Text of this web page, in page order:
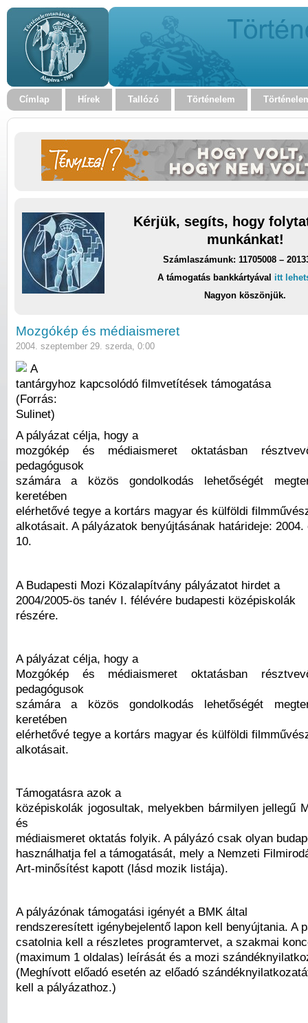
Címlap Hírek Tallózó Történelem
Kérjük, segíts, hogy
munkánkat!
Számlaszámunk: 11705008 –
A támogatás bankkártyával itt
Nagyon köszönjük.
Mozgókép és médiaismeret
2004. szeptember 29. szerda, 0:00
A
tantárgyhoz kapcsolódó filmvetítések támogatása
(Forrás:
Sulinet)
A pályázat célja, hogy a
mozgókép és médiaismeret oktatásban
pedagógusok
számára a közös gondolkodás lehetőségét
keretében
elérhetővé tegye a kortárs magyar és külföldi
alkotásait. A pályázatok benyújtásának határideje: 2004.
10.
A Budapesti Mozi Közalapítvány pályázatot hirdet a
2004/2005-ös tanév I. félévére budapesti középiskolák
részére.
A pályázat célja, hogy a
Mozgókép és médiaismeret oktatásban
pedagógusok
számára a közös gondolkodás lehetőségét
keretében
elérhetővé tegye a kortárs magyar és külföldi
alkotásait.
Támogatásra azok a
középiskolák jogosultak, melyekben bármilyen jellegű
és
médiaismeret oktatás folyik. A pályázó csak olyan
használhatja fel a támogatását, mely a Nemzeti
Art-minősítést kapott (lásd mozik listája).
A pályázónak támogatási igényét a BMK által
rendszeresített igénybejelentő lapon kell benyújtania. A
csatolnia kell a részletes programtervet, a szakmai
(maximum 1 oldalas) leírását és a mozi
(Meghívott előadó esetén az előadó
kell a pályázathoz.)